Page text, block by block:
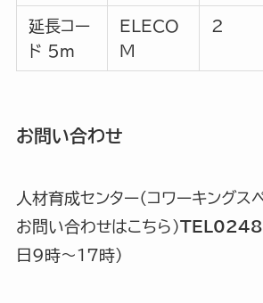
延長コー
ド 5m
ELECO
M
2
お問い合わせ
人材育成センター（コワーキングス
お問い合わせはこちら）
日9時〜17時）